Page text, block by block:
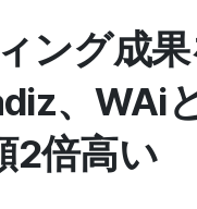
ング成
、WAi
2倍高い